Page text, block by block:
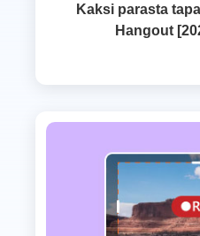
Kaksi parasta
Hangout